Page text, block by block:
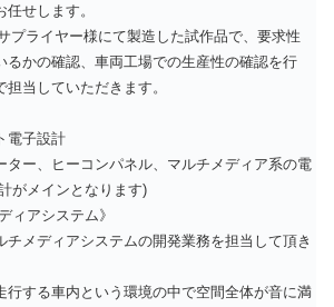
せします。
プライヤー様にて製造した試作品で、要求性
るかの確認、車両工場での生産性の確認を行
担当していただきます。
電子設計
ー、ヒーコンパネル、マルチメディア系の電
がメインとなります)
ィアシステム》
チメディアシステムの開発業務を担当して頂き
行する車内という環境の中で空間全体が音に満